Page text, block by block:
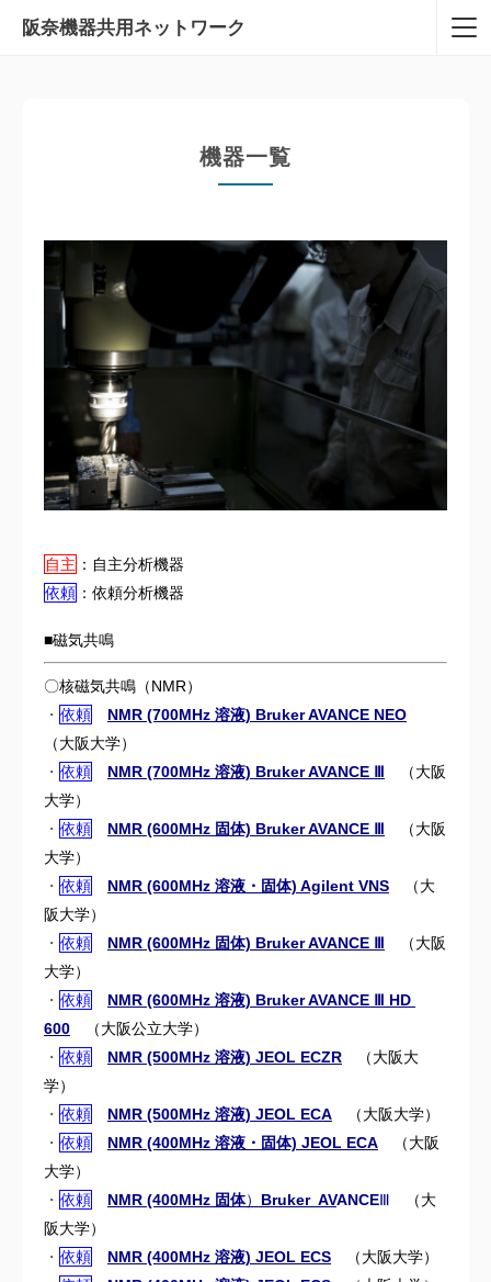
阪奈機器共用 ネットワーク
機器一覧
自主 ：自主分析機器
依頼 ：依頼分析機器
■磁気共鳴
〇核磁気共鳴（NMR）
・ 依頼
NMR (700MHz 溶液) Bruker AVANCE NEO
（大阪大学）
・ 依頼 NMR (700MHz 溶液) Bruker AVANCE Ⅲ
（大阪
大学）
・ 依頼 NMR (600MHz 固体) Bruker AVANCE Ⅲ （大阪
大学）
・ 依頼 NMR (600MHz 溶液・固体) Agilent VNS
（大
阪大学）
・ 依頼 NMR (600MHz 固体) Bruker AVANCE Ⅲ
（大阪
大学）
・ 依頼 NMR (600MHz 溶液) Bruker AVANCE Ⅲ HD
600
（大阪公立大学）
・ 依頼 NMR (500MHz 溶液) JEOL ECZR
（大阪大
学）
・ 依頼 NMR (500MHz 溶液) JEOL ECA
（大阪大学）
・ 依頼 NMR (400MHz 溶液・固体) JEOL ECA
（大阪
大学）
・ 依頼 NMR (400MHz 固体） Bruker AVANCEⅢ
（大
阪大学）
・ 依頼 NMR (400MHz 溶液) JEOL ECS
（大阪大学）